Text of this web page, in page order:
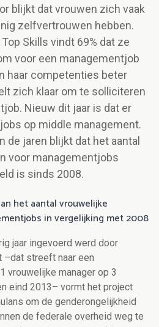
blijkt dat vrouwen zich vaak
zelfvertrouwen hebben.
Skills vindt 69% dat ze
voor een managementjob
haar competenties beter
zich klaar om te solliciteren
Nieuw dit jaar is dat er
op middle management.
de jaren blijkt dat het aantal
voor managementjobs
is sinds 2008.
het aantal vrouwelijke
in vergelijking met 2008
jaar ingevoerd werd door
streeft naar een
vrouwelijke manager op 3
eind 2013– vormt het project
om de genderongelijkheid
de federale overheid weg te